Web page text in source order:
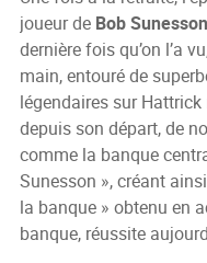
joueur de Bob
dernière fois qu’on l’a
main, entouré de
légendaires sur
depuis son départ, de
comme la banque
Sunesson », créant
la banque » obtenu en
banque, réussite